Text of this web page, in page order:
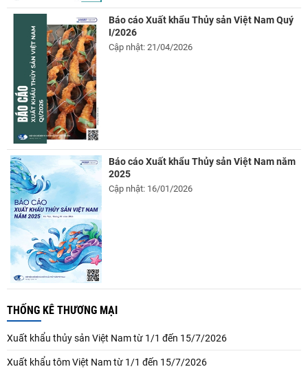
Báo cáo Xuất khẩu Thủy sản Việt Nam Quý
I/2026
Cập nhật: 21/04/2026
Báo cáo Xuất khẩu Thủy sản Việt Nam năm
2025
Cập nhật: 16/01/2026
THỐNG KÊ THƯƠNG MẠI
Xuất khẩu thủy sản Việt Nam từ 1/1 đến 15/7/2026
Xuất khẩu tôm Việt Nam từ 1/1 đến 15/7/2026